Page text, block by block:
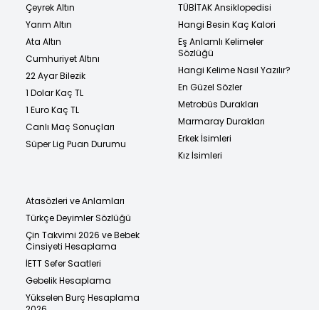
Çeyrek Altın
Yarım Altın
Ata Altın
Cumhuriyet Altını
22 Ayar Bilezik
1 Dolar Kaç TL
1 Euro Kaç TL
Canlı Maç Sonuçları
Süper Lig Puan Durumu
TÜBİTAK Ansiklopedisi
Hangi Besin Kaç Kalori
Eş Anlamlı Kelimeler
Sözlüğü
Hangi Kelime Nasıl Yazılır?
En Güzel Sözler
Metrobüs Durakları
Marmaray Durakları
Erkek İsimleri
Kız İsimleri
Atasözleri ve Anlamları
Türkçe Deyimler Sözlüğü
Çin Takvimi 2026 ve Bebek
Cinsiyeti Hesaplama
İETT Sefer Saatleri
Gebelik Hesaplama
Yükselen Burç Hesaplama